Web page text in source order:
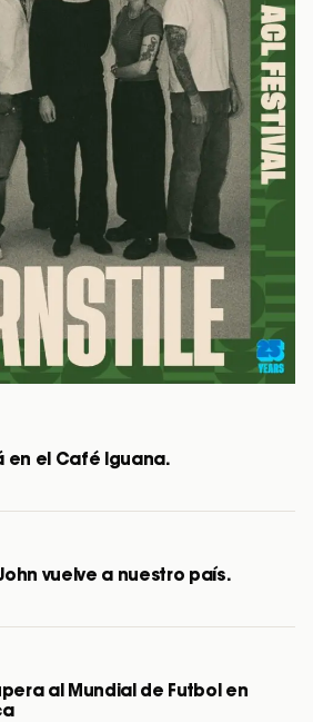
en el Café Iguana.
vuelve a nuestro país.
al Mundial de Futbol en